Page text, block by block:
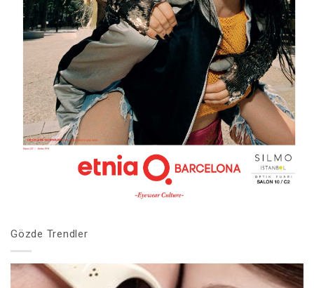
Gözde Trendler